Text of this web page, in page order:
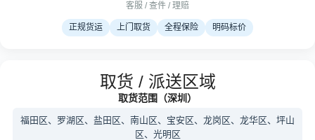
客服 / 查件 / 理赔
正规货运 上门取货 全程保险 明码标价
取货 / 派送区域
取货范围（深圳）
福田区、罗湖区、盐田区、南山区、宝安区、龙岗区、龙华区、坪山
区、光明区